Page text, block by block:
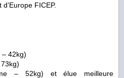
FICEP.
– 42kg)
– 52kg) et élue meilleure